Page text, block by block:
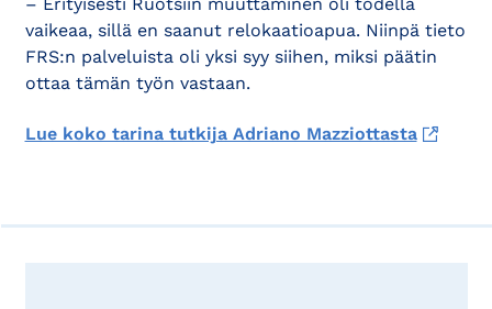
vaikeaa, sillä en saanut relokaatioapua. Niinpä tieto
FRS:n palveluista oli yksi syy siihen, miksi päätin
ottaa tämän työn vastaan.
Lue koko tarina tutkija Adriano Mazziottasta